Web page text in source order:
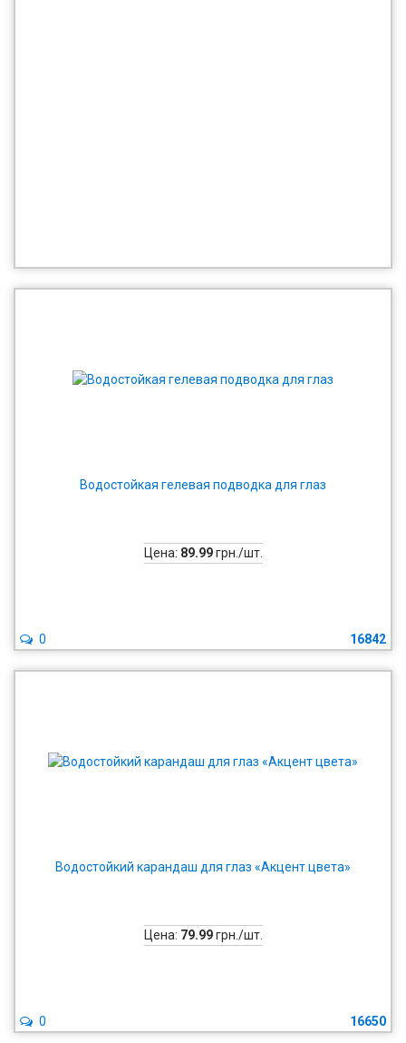
Водостойкая гелевая подводка для глаз
Цена: 89.99грн./шт.
16842
0
Водостойкий карандаш для глаз «Акцент цвета»
Цена: 79.99грн./шт.
16650
0